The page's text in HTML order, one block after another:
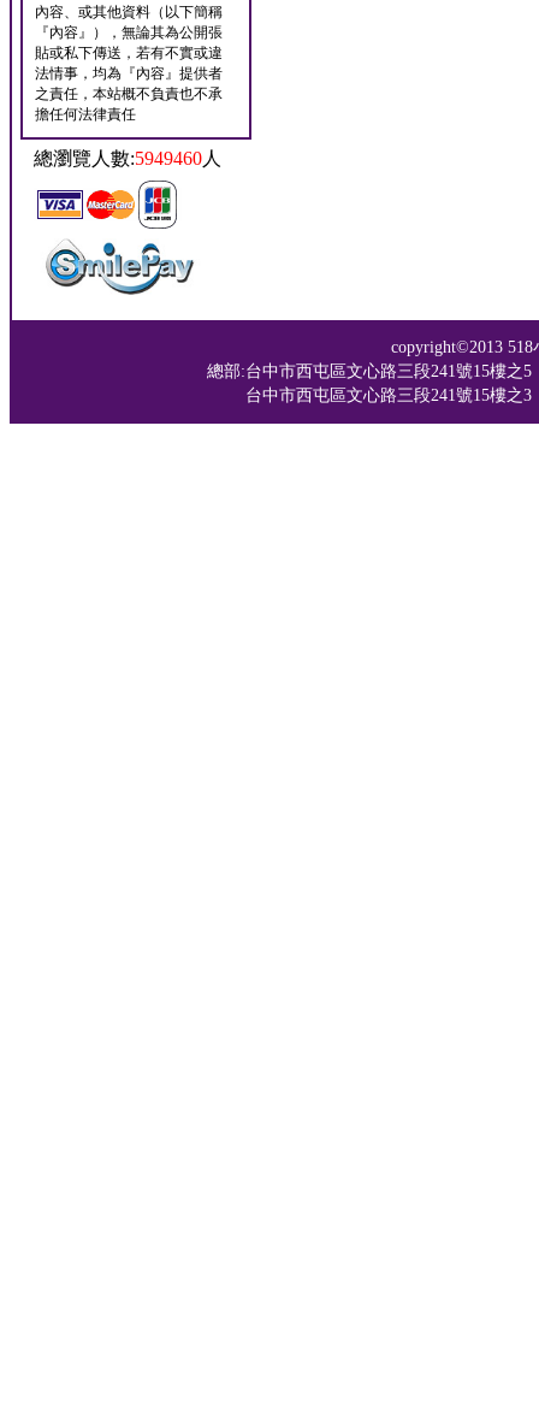
內容、或其他資料（以下簡稱
『內容』），無論其為公開張
貼或私下傳送，若有不實或違
法情事，均為『內容』提供者
之責任，本站概不負責也不承
擔任何法律責任
總瀏覽人數:5949460人
copyright©2013
總部:台中市西屯區文心路三段241號15樓之
台中市西屯區文心路三段241號15樓